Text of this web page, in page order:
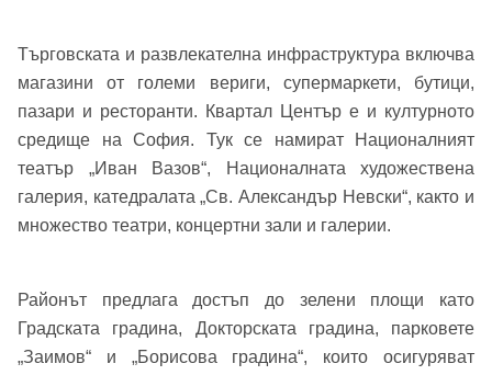
Забравена парола?
Вход
Вход като гост
Вход с Google
Вход с Facebook
Търговската и развлекателна инфраструктура включва
магазини от големи вериги, супермаркети, бутици,
пазари и ресторанти. Квартал Център е и културното
средище на София. Тук се намират Националният
театър „Иван Вазов“, Националната художествена
галерия, катедралата „Св. Александър Невски“, както и
множество театри, концертни зали и галерии.
Районът предлага достъп до зелени площи като
Градската градина, Докторската градина, парковете
„Заимов“ и „Борисова градина“, които осигуряват
Заяви оглед
се обадим възможно най-бързо.